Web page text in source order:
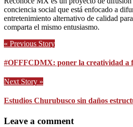
conciencia social que está enfocado a
entretenimiento alternativo de calidad
comparta el mismo entusiasmo.
« Previous Story
#OFFFCDMX: poner la creatividad a
Next Story »
Estudios Churubusco sin daños
Leave a comment